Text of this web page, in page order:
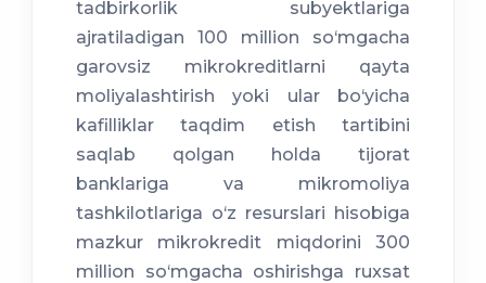
tadbirkorlik subyektlariga
ajratiladigan 100 million so‘mgacha
garovsiz mikrokreditlarni qayta
moliyalashtirish yoki ular bo‘yicha
kafilliklar taqdim etish tartibini
saqlab qolgan holda tijorat
banklariga va mikromoliya
tashkilotlariga o‘z resurslari hisobiga
mazkur mikrokredit miqdorini 300
million so‘mgacha oshirishga ruxsat